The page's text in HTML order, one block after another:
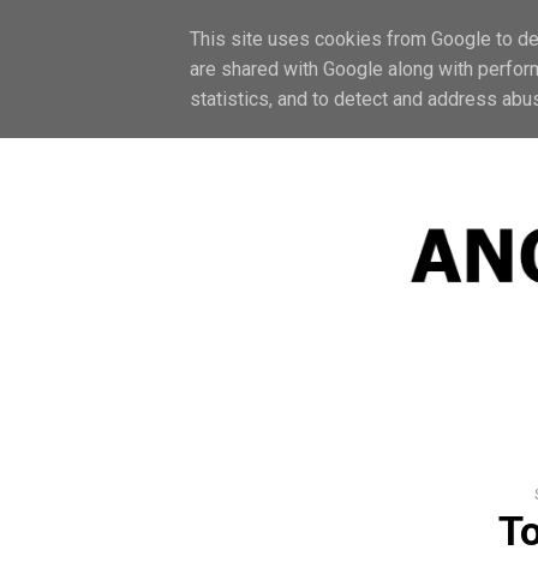
This site uses cookies from Google to
are shared with Google along with
statistics, and to detect and address